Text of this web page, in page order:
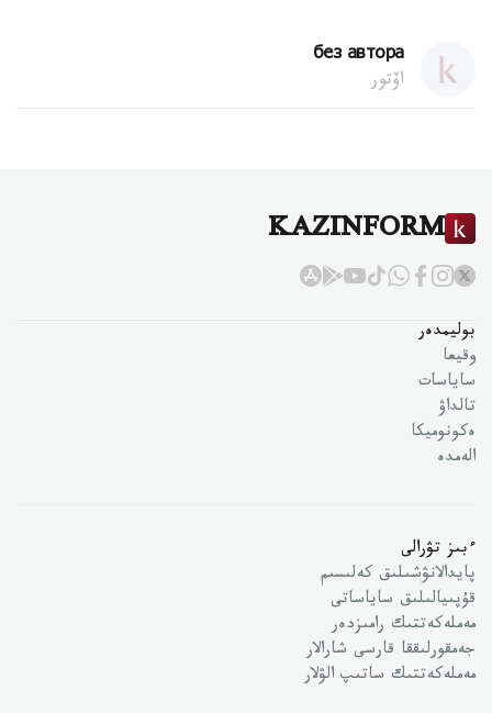
без автора
اۆتور
KAZINFORM
بوليمدەر
وقيعا
ساياسات
تالداۋ
ەكونوميكا
الەمدە
ءبىز تۋرالى
پايدالانۋشىلىق كەلىسىم
قۇپىيالىلىق ساياساتى
مەملەكەتتىك رامىزدەر
جەمقورلىققا قارسى شارالار
مەملەكەتتىك ساتىپ الۋلار